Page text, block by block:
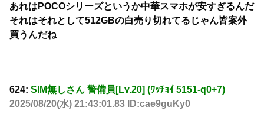
あれはPOCOシリーズというか中華スマホが安すぎるんだ
それはそれとして512GBの白売り切れてるじゃん皆案外
買うんだね
624: SIM無しさん 警備員[Lv.20] (ﾜｯﾁｮｲ 5151-q0+7)
2025/08/20(水) 21:43:01.83 ID:cae9guKy0